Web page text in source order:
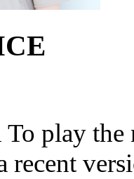
To play the
recent